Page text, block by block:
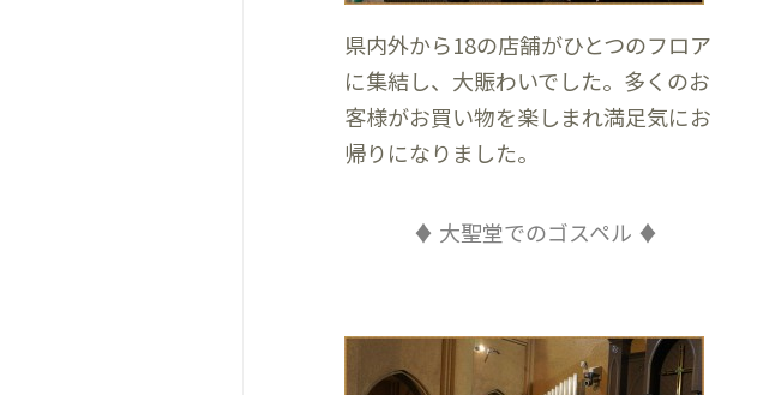
県内外から18の店舗がひとつのフロア
に集結し、大賑わいでした。多くのお
客様がお買い物を楽しまれ満足気にお
帰りになりました。
♦ 大聖堂でのゴスペル ♦